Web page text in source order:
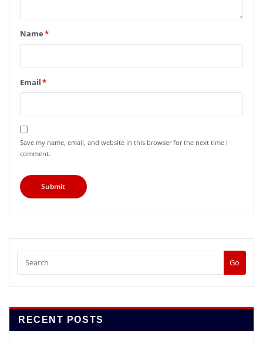
Name*
Email*
Save my name, email, and website in this browser for the next time I
comment.
Go
RECENT POSTS